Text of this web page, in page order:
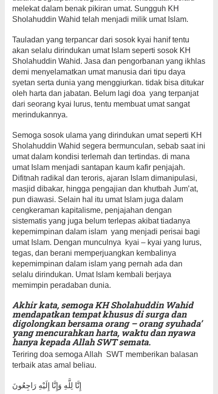
melekat dalam benak pikiran umat. Sungguh KH
Sholahuddin Wahid telah menjadi milik umat Islam.
Tauladan yang terpancar dari sosok kyai hanif tentu
akan selalu dirindukan umat Islam seperti sosok KH
Sholahuddin Wahid. Jasa dan pengorbanan yang ikhlas
demi menyelamatkan umat manusia dari tipu daya
syetan serta dunia yang menggiurkan. tidak bisa ditukar
oleh harta dan jabatan. Belum lagi doa yang terpanjat
dari seorang kyai lurus, tentu membuat umat sangat
merindukannya.
Semoga sosok ulama yang dirindukan umat seperti KH
Sholahuddin Wahid segera bermunculan, sebab saat ini
umat dalam kondisi terlemah dan tertindas. di mana
umat Islam menjadi santapan kaum kafir penjajah.
Difitnah radikal dan teroris, ajaran Islam dimanipulasi,
masjid dibakar, hingga pengajian dan khutbah Jum’at,
pun diawasi. Selain hal itu umat Islam juga dalam
cengkeraman kapitalisme, penjajahan dengan
sistematis yang juga belum terlepas akibat tiadanya
kepemimpinan dalam islam yang menjadi perisai bagi
umat Islam. Dengan munculnya kyai – kyai yang lurus,
tegas, dan berani memperjuangkan kembalinya
kepemimpinan dalam islam yang pernah ada dan
selalu dirindukan. Umat Islam kembali berjaya
memimpin peradaban dunia.
Akhir kata, semoga KH Sholahuddin Wahid
mendapatkan tempat khusus di surga dan
digolongkan bersama orang – orang syuhada’
yang mencurahkan harta, waktu dan nyawa
hanya kepada Allah SWT semata.
Teriring doa semoga Allah SWT memberikan balasan
terbaik atas amal beliau.
إِنَّا لِلَّهِ وَإِنَّا إِلَيْهِ رَاجِعُونَ